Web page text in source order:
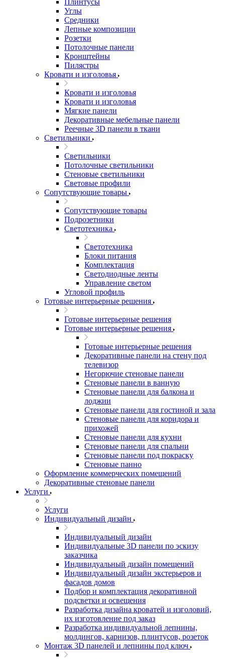
Плинтусы
Углы
Средники
Лепные композиции
Розетки
Потолочные панели
Кронштейны
Пилястры
Кровати и изголовья
Кровати и изголовья
Кровати и изголовья
Мягкие панели
Декоративные мебельные панели
Реечные 3D панели в ткани
Светильники
Светильники
Потолочные светильники
Стеновые светильники
Световые профили
Сопутствующие товары
Сопутствующие товары
Подрозетники
Светотехника
Светотехника
Блоки питания
Комплектация
Светодиодные ленты
Управление светом
Угловой профиль
Готовые интерьерные решения
Готовые интерьерные решения
Готовые интерьерные решения
Готовые интерьерные решения
Декоративные панели на стену под
телевизор
Негорючие стеновые панели
Стеновые панели в ванную
Стеновые панели для балкона и
лоджии
Стеновые панели для гостиной и зала
Стеновые панели для коридора и
прихожей
Стеновые панели для кухни
Стеновые панели для спальни
Стеновые панели под покраску
Стеновые панно
Оформление коммерческих помещений
Декоративные стеновые панели
Услуги
Услуги
Индивидуальный дизайн
Индивидуальный дизайн
Индивидуальные 3D панели по эскизу
заказчика
Индивидуальный дизайн помещений
Индивидуальный дизайн экстерьеров и
фасадов домов
Подбор и комплектация декоративной
подсветки и освещения
Разработка дизайна кроватей и изголовий,
их изготовление под заказ
Разработка индивидуальной лепнины,
молдингов, карнизов, плинтусов, розеток
Монтаж 3D панелей и лепнины под ключ